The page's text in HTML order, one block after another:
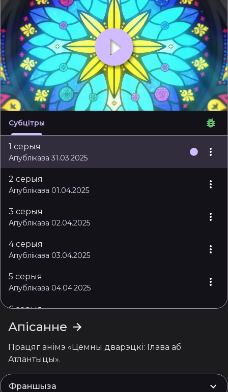
Субцітры
1 серыя
Апублікава 31.03.2025
2 серыя
Апублікава 01.04.2025
3 серыя
Апублікава 02.04.2025
4 серыя
Апублікава 03.04.2025
5 серыя
Апублікава 04.04.2025
6 серыя
Апублікава 05.04.2025
7 серыя
Апублікава 06.04.2025
8 серыя
Апублікава 07.04.2025
Апісанне
Працяг анімэ «Цёмны дварэцкі: Глава аб
Атлантыцы».
Франшыза